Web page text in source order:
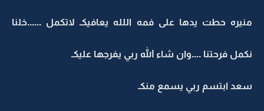
منيره حطت يدها على فمه اللله يعافيكـ لاتكمل ......خلنا
نكمل فرحتنا ....وان شاء الله ربي يفرجها عليكـ
سعد ابتسم ربي يسمع منكـ